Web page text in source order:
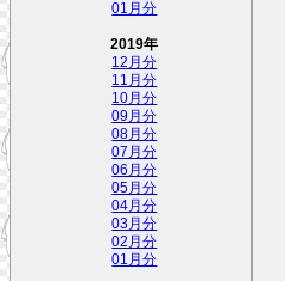
01月分
2019年
12月分
11月分
10月分
09月分
08月分
07月分
06月分
05月分
04月分
03月分
02月分
01月分